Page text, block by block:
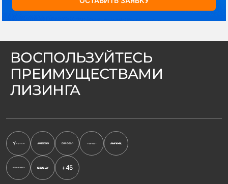
ВОСПОЛЬЗУЙТЕСЬ
ПРЕИМУЩЕСТВАМИ
ЛИЗИНГА
+45